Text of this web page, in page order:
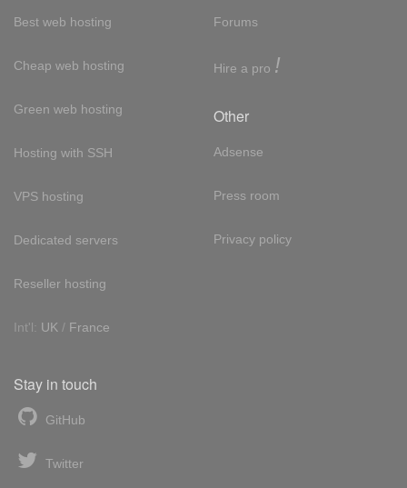
Best web hosting
Cheap web hosting
Green web hosting
Hosting with SSH
VPS hosting
Dedicated servers
Reseller hosting
Int'l: UK / France
Forums
Hire a pro !
Other
Adsense
Press room
Privacy policy
Stay in touch
GitHub
Twitter